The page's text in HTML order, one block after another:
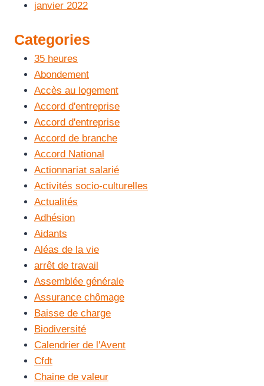
janvier 2022
Categories
35 heures
Abondement
Accès au logement
Accord d'entreprise
Accord d'entreprise
Accord de branche
Accord National
Actionnariat salarié
Activités socio-culturelles
Actualités
Adhésion
Aidants
Aléas de la vie
arrêt de travail
Assemblée générale
Assurance chômage
Baisse de charge
Biodiversité
Calendrier de l'Avent
Cfdt
Chaine de valeur